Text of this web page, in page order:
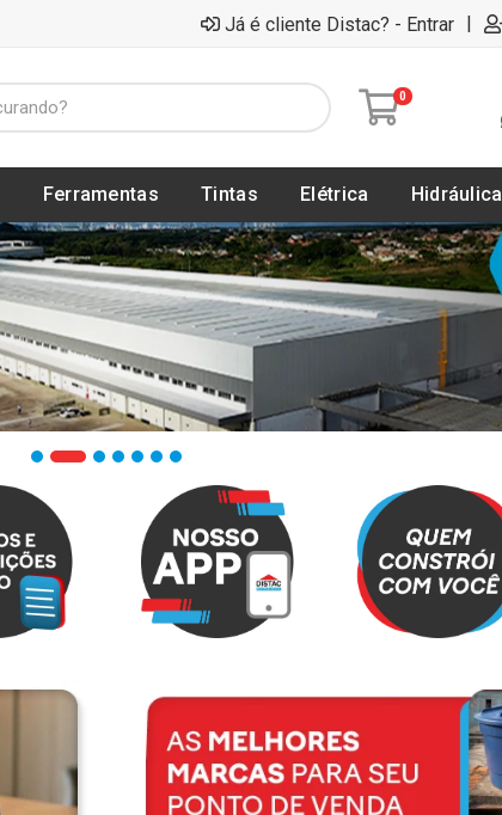
Já é cliente Distac? - Entrar |
0
Ferramentas Tintas Elétrica Hidráulica